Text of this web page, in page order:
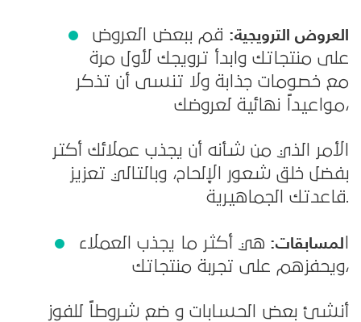
العروض الترويجية: قم ببعض العروض
على منتجاتك وابدأ ترويجك لأول مرة
مع خصومات جذابة ولا تنسى أن تذكر
مواعيداً نهائية لعروضك،
الأمر الذي من شأنه أن يجذب عملائك أكتر
بفضل خلق شعور الإلحاح، وبالتالي تعزيز
قاعدتك الجماهيرية.
لمسابقات: هي أكثر ما يجذب العملاء
ويحفزهم على تجربة منتجاتك،
أنشئ بعض الحسابات و ضع شروطاً للفوز